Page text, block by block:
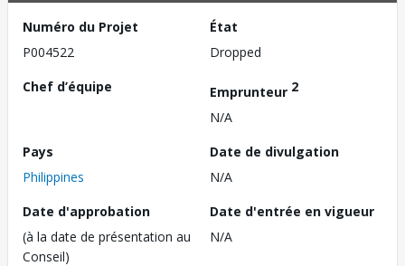
Numéro du Projet
P004522
État
Dropped
Chef d’équipe
Emprunteur 2
N/A
Pays
Philippines
Date de divulgation
N/A
Date d'approbation
(à la date de présentation au
Conseil)
Date d'entrée en vigueur
N/A